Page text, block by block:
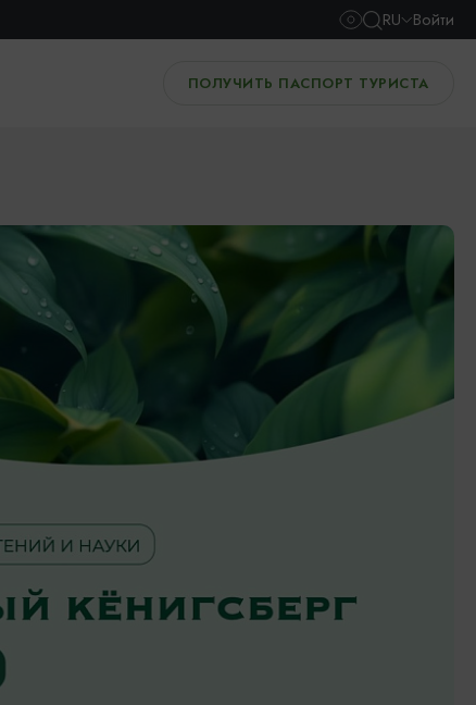
RU Войти
ПОЛУЧИТЬ ПАСПОРТ ТУРИСТА